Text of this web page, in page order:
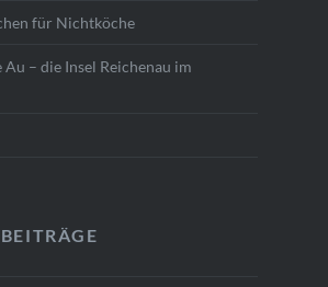
für Nichtköche
Au – die Insel Reichenau im